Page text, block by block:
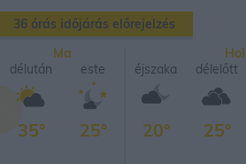
36 órás időjárás előrejelzés
Ma
délután
35°
este
25°
éjszaka
20°
délelőtt
25°